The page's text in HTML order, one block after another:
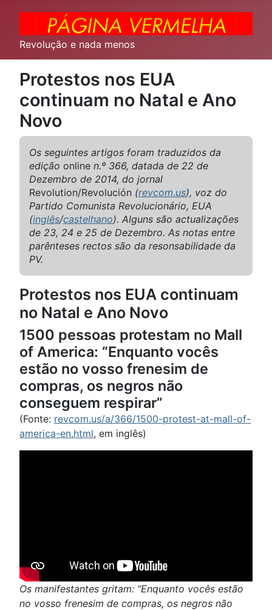
Revolução e nada menos
Protestos nos EUA
continuam no Natal e Ano
Novo
Os seguintes artigos foram traduzidos da
edição online n.º 366, datada de 22 de
Dezembro de 2014, do jornal
Revolution/Revolución (revcom.us), voz do
Partido Comunista Revolucionário, EUA
(inglês/castelhano). Alguns são actualizações
de 23, 24 e 25 de Dezembro. As notas entre
parênteses rectos são da resonsabilidade da
PV.
Protestos nos EUA continuam
no Natal e Ano Novo
1500 pessoas protestam no Mall
of America: “Enquanto vocês
estão no vosso frenesim de
compras, os negros não
conseguem respirar”
(Fonte: revcom.us/a/366/1500-protest-at-mall-of-
america-en.html, em inglês)
Os manifestantes gritam: “Enquanto vocês estão
no vosso frenesim de compras, os negros não